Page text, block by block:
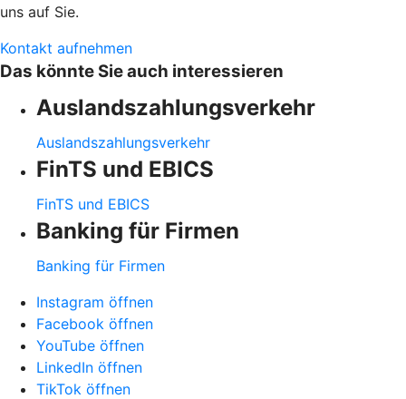
uns auf Sie.
Kontakt aufnehmen
Das könnte Sie auch interessieren
Auslandszahlungsverkehr
Auslandszahlungsverkehr
FinTS und EBICS
FinTS und EBICS
Banking für Firmen
Banking für Firmen
Instagram öffnen
Facebook öffnen
YouTube öffnen
LinkedIn öffnen
TikTok öffnen